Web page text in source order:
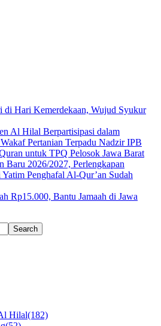
di Hari Kemerdekaan, Wujud Syukur
Al Hilal Berpartisipasi dalam
Pertanian Terpadu Nadzir IPB
untuk TPQ Pelosok Jawa Barat
Baru 2026/2027, Perlengkapan
Penghafal Al-Qur’an Sudah
Rp15.000, Bantu Jamaah di Jawa
Hilal(182)